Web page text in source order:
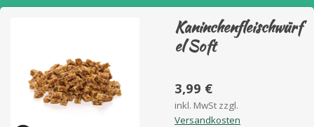
Kaninchenfleischwürf
el Soft
3,99 €
inkl. MwSt zzgl.
Versandkosten